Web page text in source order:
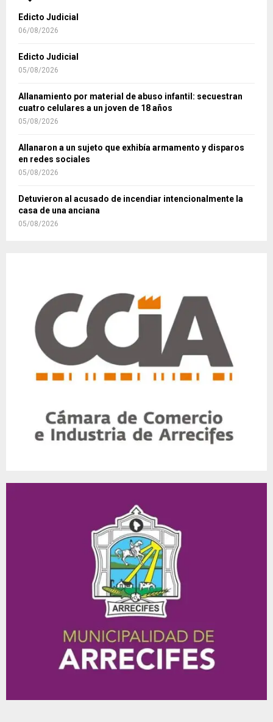
Edicto Judicial
06/08/2026
Edicto Judicial
05/08/2026
Allanamiento por material de abuso infantil: secuestran
cuatro celulares a un joven de 18 años
05/08/2026
Allanaron a un sujeto que exhibía armamento y disparos
en redes sociales
05/08/2026
Detuvieron al acusado de incendiar intencionalmente la
casa de una anciana
05/08/2026